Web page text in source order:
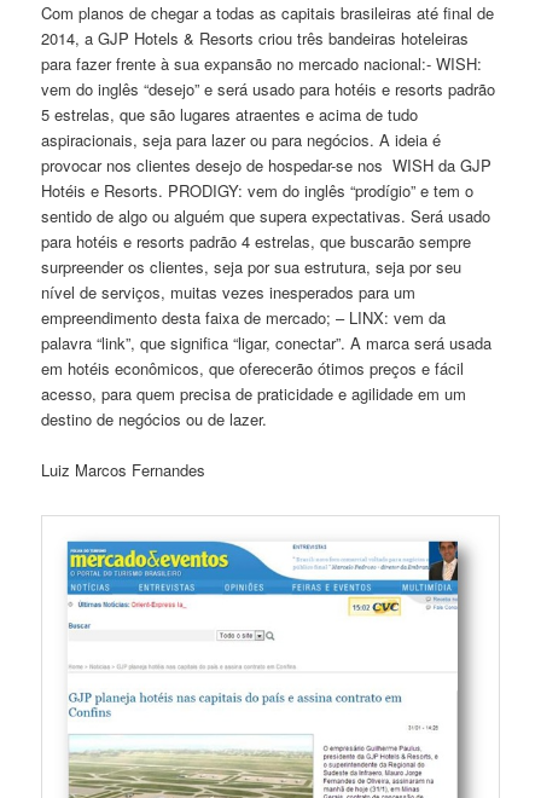
Com planos de chegar a todas as capitais brasileiras até final de
2014, a GJP Hotels & Resorts criou três bandeiras hoteleiras
para fazer frente à sua expansão no mercado nacional:- WISH:
vem do inglês “desejo” e será usado para hotéis e resorts padrão
5 estrelas, que são lugares atraentes e acima de tudo
aspiracionais, seja para lazer ou para negócios. A ideia é
provocar nos clientes desejo de hospedar-se nos WISH da GJP
Hotéis e Resorts. PRODIGY: vem do inglês “prodígio” e tem o
sentido de algo ou alguém que supera expectativas. Será usado
para hotéis e resorts padrão 4 estrelas, que buscarão sempre
surpreender os clientes, seja por sua estrutura, seja por seu
nível de serviços, muitas vezes inesperados para um
empreendimento desta faixa de mercado; – LINX: vem da
palavra “link”, que significa “ligar, conectar”. A marca será usada
em hotéis econômicos, que oferecerão ótimos preços e fácil
acesso, para quem precisa de praticidade e agilidade em um
destino de negócios ou de lazer.
Luiz Marcos Fernandes